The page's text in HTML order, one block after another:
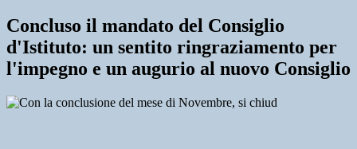
Concluso il mandato del Consiglio
d'Istituto: un sentito ringraziamento per
l'impegno e un augurio al nuovo Consiglio